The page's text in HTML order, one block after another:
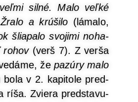
sil­né. Malo veľ­ké
a krú­ši­lo (láma­lo,
šlia­pa­lo svo­ji­mi noha­
rohov(verš 7). Z ver­ša
žepazú­ry malo
bola v 2. kapi­to­le pred­
ríša. Zvie­ra pred­sta­vu­